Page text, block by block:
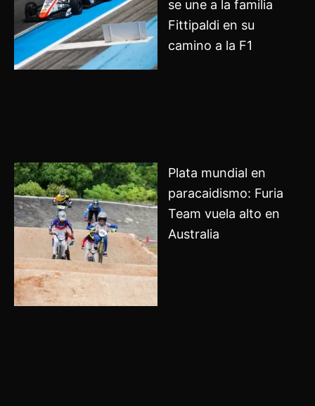
se une a la familia
Fittipaldi en su
camino a la F1
Plata mundial en
paracaidismo: Furia
Team vuela alto en
Australia